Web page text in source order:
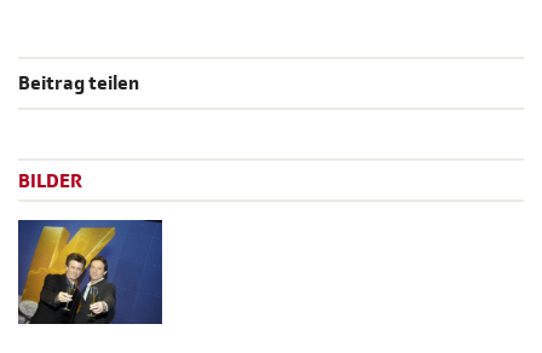
Beitrag teilen
BILDER